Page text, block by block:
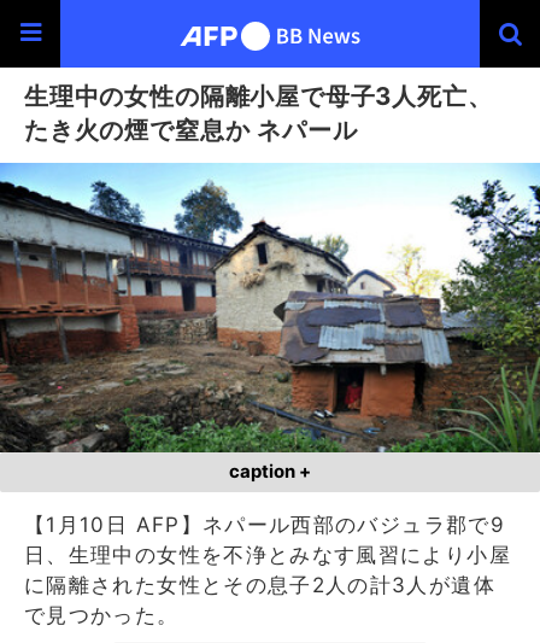
生理中の女性の隔離小屋で母子3人死亡、
たき火の煙で窒息か ネパール
caption +
【1月10日 AFP】ネパール西部のバジュラ郡で9
日、生理中の女性を不浄とみなす風習により小屋
に隔離された女性とその息子2人の計3人が遺体
で見つかった。